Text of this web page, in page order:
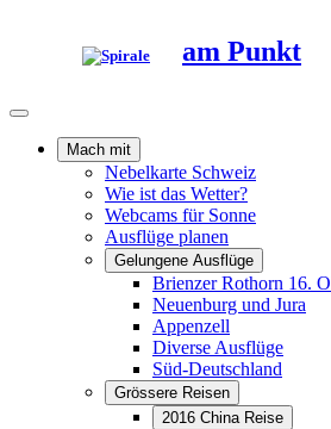
am Punkt
Mach mit
Nebelkarte Schweiz
Wie ist das Wetter?
Webcams für Sonne
Ausflüge planen
Gelungene Ausflüge
Brienzer Rothorn 16.
Neuenburg und Jura
Appenzell
Diverse Ausflüge
Süd-Deutschland
Grössere Reisen
2016 China Reise